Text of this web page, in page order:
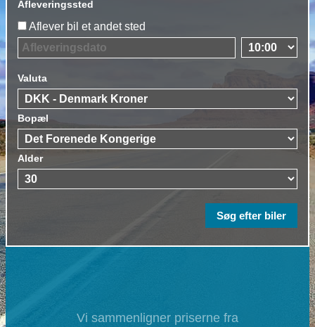
Afleveringssted
Aflever bil et andet sted
Valuta
Bopæl
Alder
Vi sammenligner priserne fra